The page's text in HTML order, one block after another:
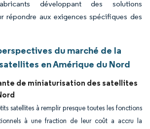
développant des solutions
répondre aux exigences spécifiques des
du marché de la
en Amérique du Nord
de miniaturisation des satellites
satellites à remplir presque toutes les fonctions
à une fraction de leur coût a accru la